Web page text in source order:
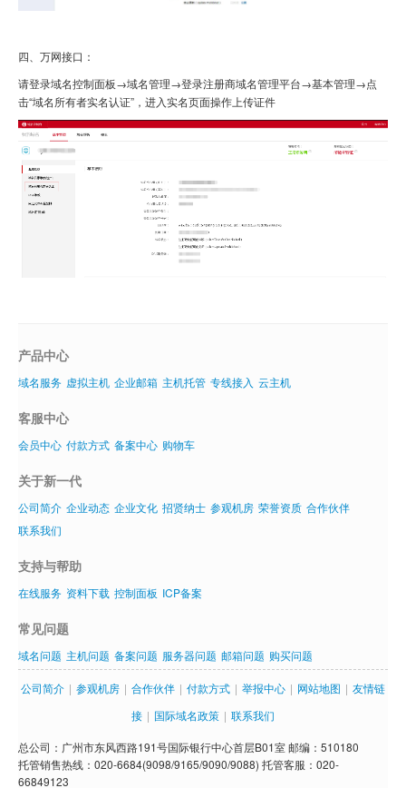
四、万网接口：
请登录域名控制面板→域名管理→登录注册商域名管理平台→基本管理→点
击“域名所有者实名认证” ，进入实名页面操作上传证件
产品中心
域名服务 虚拟主机 企业邮箱 主机托管 专线接入 云主机
客服中心
会员中心 付款方式 备案中心 购物车
关于新一代
公司简介 企业动态 企业文化 招贤纳士 参观机房 荣誉资质 合作伙伴
联系我们
支持与帮助
在线服务 资料下载 控制面板 ICP备案
常见问题
域名问题 主机问题 备案问题 服务器问题 邮箱问题 购买问题
公司简介 | 参观机房 | 合作伙伴 | 付款方式 | 举报中心 | 网站地图 | 友情链
接 | 国际域名政策 | 联系我们
总公司：广州市东风西路191号国际银行中心首层B01室 邮编：510180
托管销售热线：020-6684(9098/9165/9090/9088) 托管客服：020-
66849123